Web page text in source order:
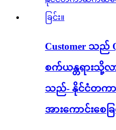
Customer သည်
စက်ယန္တရားသို့
သည်- နိုင်ငံတက
အားကောင်းစေခြ